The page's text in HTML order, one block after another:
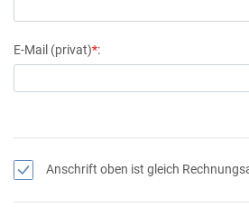
E-Mail (privat)*:
Anschrift oben ist gleich